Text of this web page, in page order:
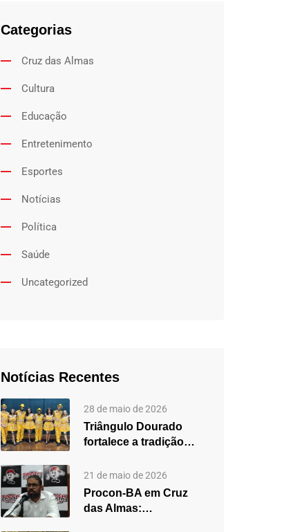
Categorias
Cruz das Almas
Cultura
Educação
Entretenimento
Esportes
Notícias
Política
Saúde
Uncategorized
Notícias Recentes
28 de maio de 2026
Triângulo Dourado
fortalece a tradição
das…
21 de maio de 2026
Procon-BA em Cruz
das Almas: